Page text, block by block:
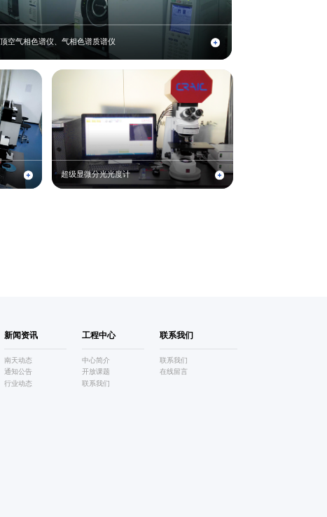
顶空气相色谱仪、气相色谱质谱仪
超级显微分光光度计
新闻资讯
南天动态
通知公告
行业动态
工程中心
中心简介
开放课题
联系我们
联系我们
联系我们
在线留言